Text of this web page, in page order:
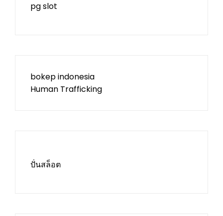
pg slot
bokep indonesia
Human Trafficking
ปั่นสล็อต